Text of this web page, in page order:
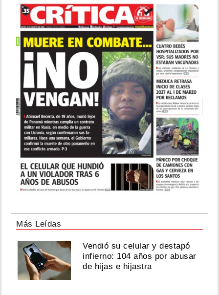
Más Leídas
Vendió su celular y destapó
infierno: 104 años por abusar
de hijas e hijastra